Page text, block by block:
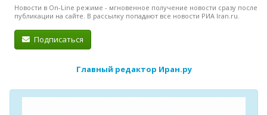
Новости в On-Line режиме - мгновенное получение новости сразу после
публикации на сайте. В рассылку попадают все новости РИА Iran.ru.
Подписаться
Главный редактор Иран.ру